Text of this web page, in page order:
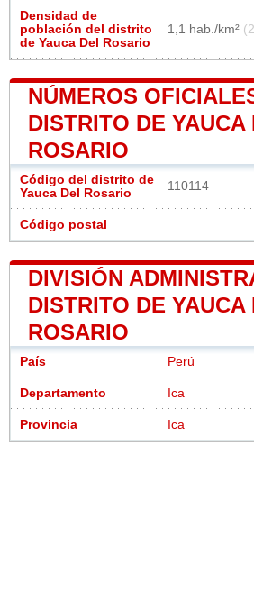
Densidad de
población del distrito
de Yauca Del Rosario
1,1 hab./km²
NÚMEROS
DISTRITO DE YAUCA
ROSARIO
Código del distrito de
Yauca Del Rosario
110114
Código postal
DIVISIÓN
DISTRITO DE YAUCA
ROSARIO
País Perú
Departamento Ica
Provincia Ica